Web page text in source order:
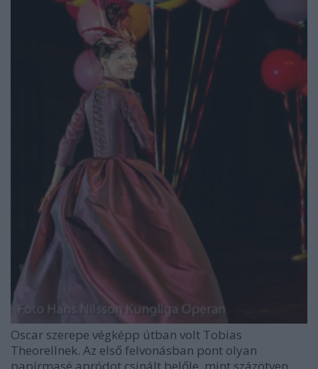
Oscar szerepe végképp útban volt Tobias
Theorellnek. Az első felvonásban pont olyan